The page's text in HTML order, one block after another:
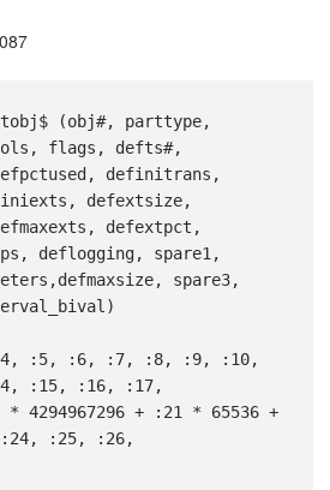
flags, defts#,
defextsize,
deflogging, spare1,
:15, :16, :17,
:25, :26,